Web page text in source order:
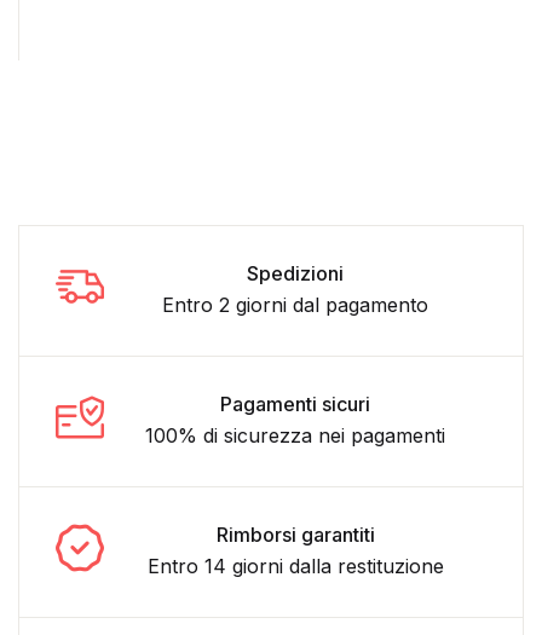
Spedizioni
Entro 2 giorni dal pagamento
Pagamenti sicuri
100% di sicurezza nei pagamenti
Rimborsi garantiti
Entro 14 giorni dalla restituzione